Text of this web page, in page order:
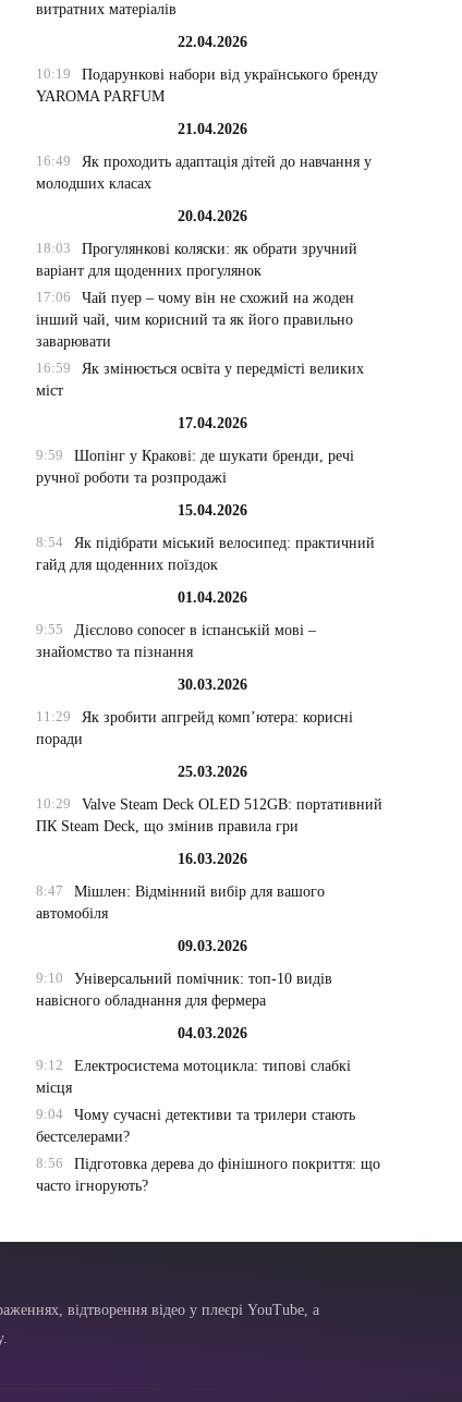
витратних матеріалів
22.04.2026
10:19
Подарункові набори від українського бренду
YAROMA PARFUM
21.04.2026
16:49
Як проходить адаптація дітей до навчання у
молодших класах
20.04.2026
18:03
Прогулянкові коляски: як обрати зручний
варіант для щоденних прогулянок
17:06
Чай пуер – чому він не схожий на жоден
інший чай, чим корисний та як його правильно
заварювати
16:59
Як змінюється освіта у передмісті великих
міст
17.04.2026
9:59
Шопінг у Кракові: де шукати бренди, речі
ручної роботи та розпродажі
15.04.2026
8:54
Як підібрати міський велосипед: практичний
гайд для щоденних поїздок
01.04.2026
9:55
Дієслово conocer в іспанській мові –
знайомство та пізнання
30.03.2026
11:29
Як зробити апгрейд комп’ютера: корисні
поради
25.03.2026
10:29
Valve Steam Deck OLED 512GB: портативний
ПК Steam Deck, що змінив правила гри
16.03.2026
8:47
Мішлен: Відмінний вибір для вашого
автомобіля
09.03.2026
9:10
Універсальний помічник: топ-10 видів
навісного обладнання для фермера
04.03.2026
9:12
Електросистема мотоцикла: типові слабкі
місця
9:04
Чому сучасні детективи та трилери стають
бестселерами?
8:56
Підготовка дерева до фінішного покриття: що
часто ігнорують?
відтворення відео у плеєрі YouTube, а